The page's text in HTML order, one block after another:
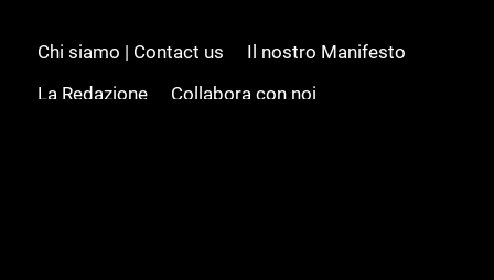
Chi siamo | Contact us
Il nostro Manifesto
La Redazione
Collabora con noi